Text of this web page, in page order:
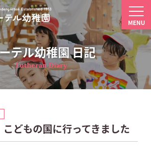
MENU
テル幼稚園 日記
Lutheran Diary
こどもの国に行ってきました